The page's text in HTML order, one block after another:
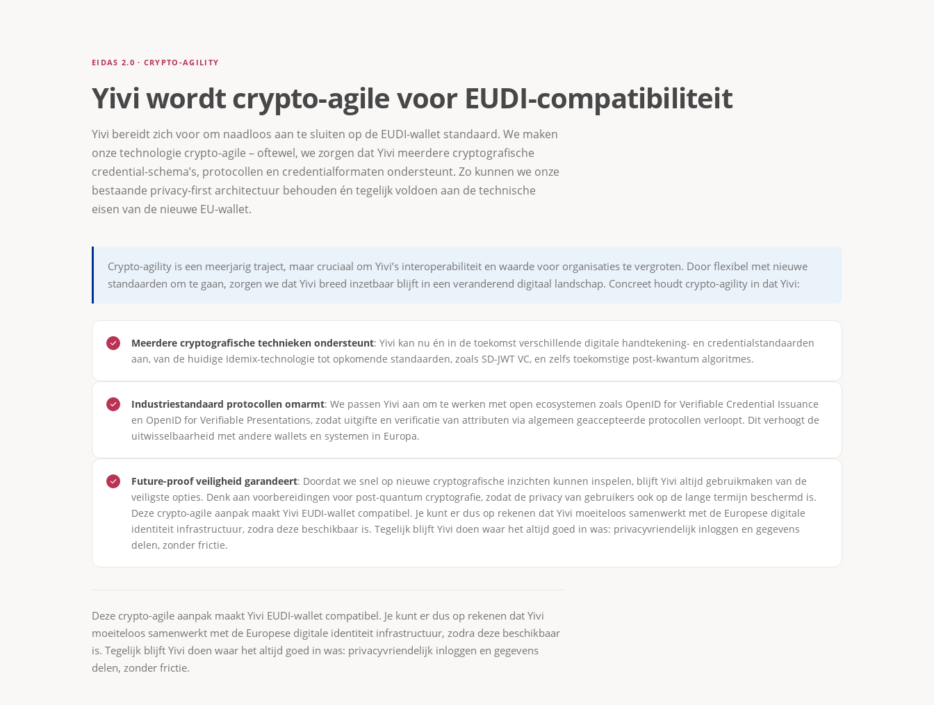
EIDAS 2.0 · CRYPTO-AGILITY
Yivi wordt crypto-agile voor EUDI-compatibiliteit
Yivi bereidt zich voor om naadloos aan te sluiten op de EUDI-wallet standaard. We maken
onze technologie crypto-agile – oftewel, we zorgen dat Yivi meerdere cryptografische
credential-schema’s, protocollen en credentialformaten ondersteunt. Zo kunnen we onze
bestaande privacy-first architectuur behouden én tegelijk voldoen aan de technische
eisen van de nieuwe EU-wallet.
Crypto-agility is een meerjarig traject, maar cruciaal om Yivi’s interoperabiliteit en waarde voor organisaties te vergroten. Door flexibel met nieuwe
standaarden om te gaan, zorgen we dat Yivi breed inzetbaar blijft in een veranderend digitaal landschap. Concreet houdt crypto-agility in dat Yivi:
Meerdere cryptografische technieken ondersteunt: Yivi kan nu én in de toekomst verschillende digitale handtekening- en credentialstandaarden
aan, van de huidige Idemix-technologie tot opkomende standaarden, zoals SD-JWT VC, en zelfs toekomstige post-kwantum algoritmes.
Industriestandaard protocollen omarmt: We passen Yivi aan om te werken met open ecosystemen zoals OpenID for Verifiable Credential Issuance
en OpenID for Verifiable Presentations, zodat uitgifte en verificatie van attributen via algemeen geaccepteerde protocollen verloopt. Dit verhoogt de
uitwisselbaarheid met andere wallets en systemen in Europa.
Future-proof veiligheid garandeert: Doordat we snel op nieuwe cryptografische inzichten kunnen inspelen, blijft Yivi altijd gebruikmaken van de
veiligste opties. Denk aan voorbereidingen voor post-quantum cryptografie, zodat de privacy van gebruikers ook op de lange termijn beschermd is.
Deze crypto-agile aanpak maakt Yivi EUDI-wallet compatibel. Je kunt er dus op rekenen dat Yivi moeiteloos samenwerkt met de Europese digitale
identiteit infrastructuur, zodra deze beschikbaar is. Tegelijk blijft Yivi doen waar het altijd goed in was: privacyvriendelijk inloggen en gegevens
delen, zonder frictie.
Deze crypto-agile aanpak maakt Yivi EUDI-wallet compatibel. Je kunt er dus op rekenen dat Yivi
moeiteloos samenwerkt met de Europese digitale identiteit infrastructuur, zodra deze beschikbaar
is. Tegelijk blijft Yivi doen waar het altijd goed in was: privacyvriendelijk inloggen en gegevens
delen, zonder frictie.